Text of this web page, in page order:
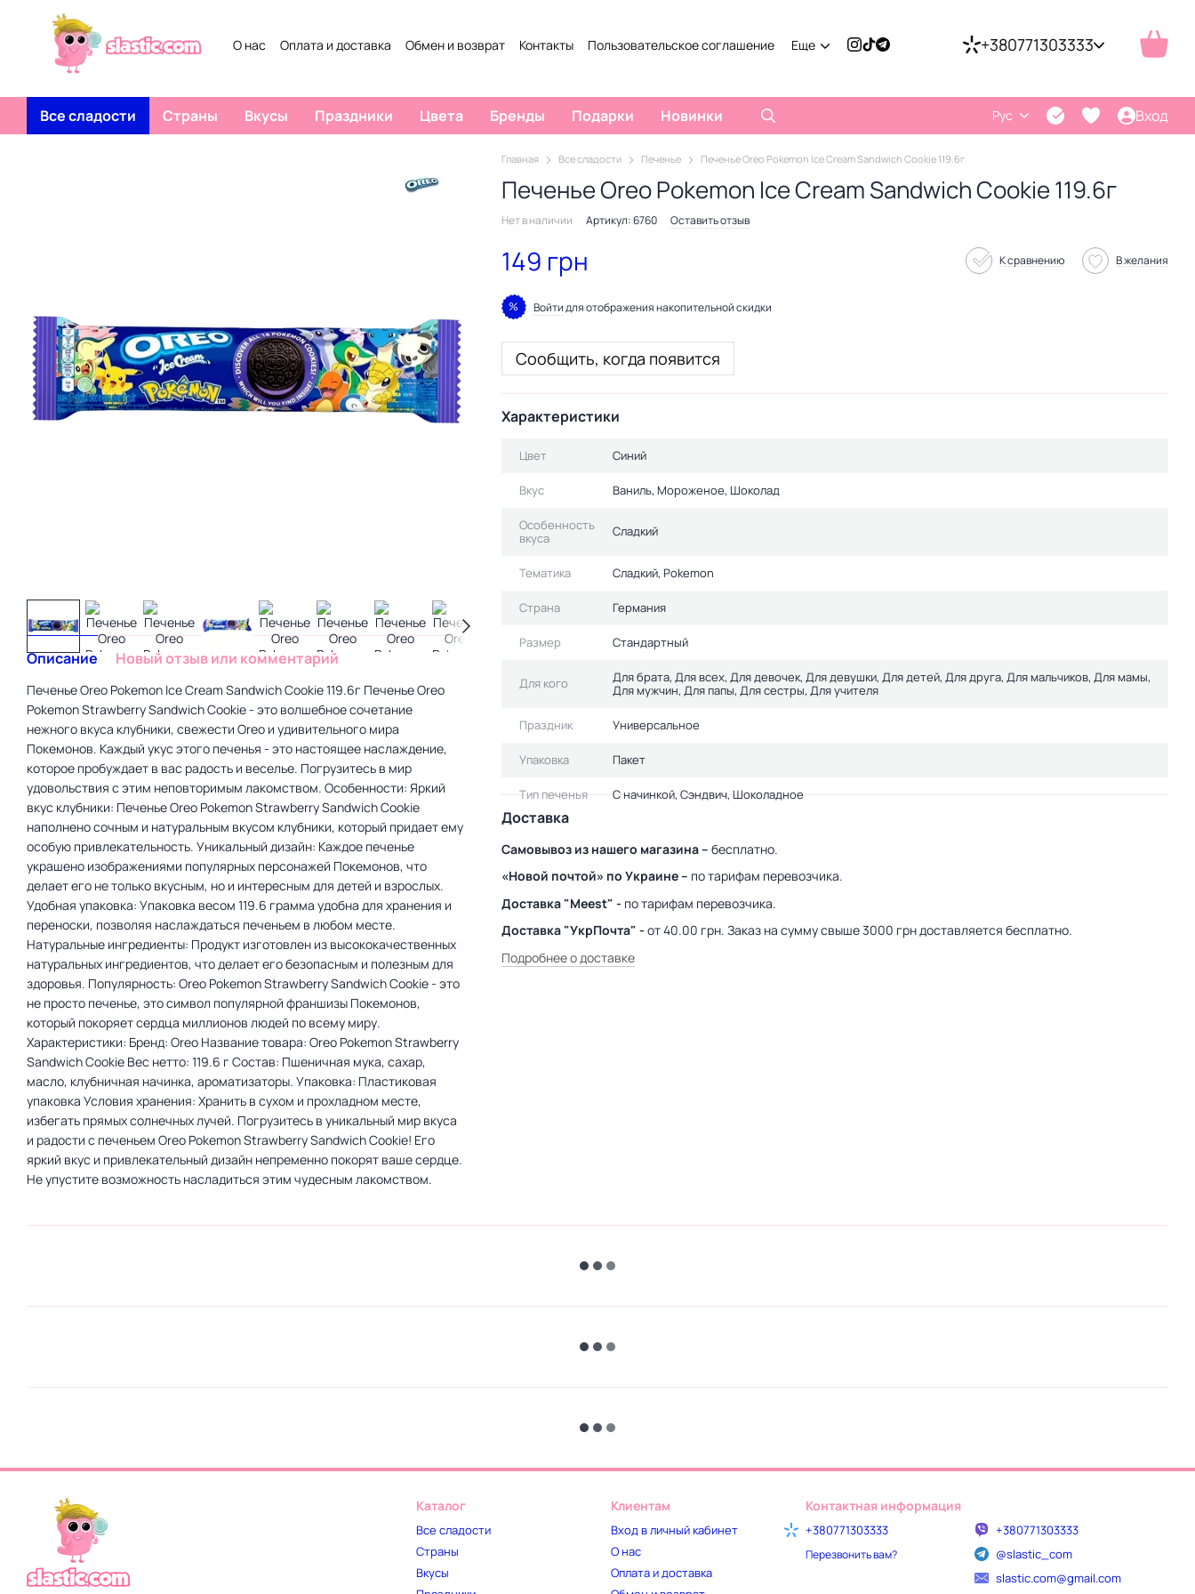
Перейти к основному контенту
О нас
Оплата и доставка Обмен и возврат Контакты Пользовательское соглашение Еще +380771303333
Все сладости Страны Вкусы Праздники Цвета Бренды Подарки Новинки Рус Вход
Описание Новый отзыв или комментарий
Печенье Oreo Pokemon Ice Cream Sandwich Cookie 119.6г Печенье Oreo
Pokemon Strawberry Sandwich Cookie - это волшебное сочетание
нежного вкуса клубники, свежести Oreo и удивительного мира
Покемонов. Каждый укус этого печенья - это настоящее наслаждение,
которое пробуждает в вас радость и веселье. Погрузитесь в мир
удовольствия с этим неповторимым лакомством. Особенности: Яркий
вкус клубники: Печенье Oreo Pokemon Strawberry Sandwich Cookie
наполнено сочным и натуральным вкусом клубники, который придает ему
особую привлекательность. Уникальный дизайн: Каждое печенье
украшено изображениями популярных персонажей Покемонов, что
делает его не только вкусным, но и интересным для детей и взрослых.
Удобная упаковка: Упаковка весом 119.6 грамма удобна для хранения и
переноски, позволяя наслаждаться печеньем в любом месте.
Натуральные ингредиенты: Продукт изготовлен из высококачественных
натуральных ингредиентов, что делает его безопасным и полезным для
здоровья. Популярность: Oreo Pokemon Strawberry Sandwich Cookie - это
не просто печенье, это символ популярной франшизы Покемонов,
который покоряет сердца миллионов людей по всему миру.
Характеристики: Бренд: Oreo Название товара: Oreo Pokemon Strawberry
Sandwich Cookie Вес нетто: 119.6 г Состав: Пшеничная мука, сахар,
масло, клубничная начинка, ароматизаторы. Упаковка: Пластиковая
упаковка Условия хранения: Хранить в сухом и прохладном месте,
избегать прямых солнечных лучей. Погрузитесь в уникальный мир вкуса
и радости с печеньем Oreo Pokemon Strawberry Sandwich Cookie! Его
яркий вкус и привлекательный дизайн непременно покорят ваше сердце.
Не упустите возможность насладиться этим чудесным лакомством.
Главная Все сладости Печенье Печенье Oreo Pokemon Ice Cream Sandwich Cookie 119.6г
Печенье Oreo Pokemon Ice Cream Sandwich Cookie 119.6г
Нет в наличии Артикул: 6760 Оставить отзыв
149 грн К сравнению В желания
% Войтидля отображения накопительной скидки
Сообщить, когда появится
Характеристики
Цвет Синий
Вкус Ваниль, Мороженое, Шоколад
Особенность
вкуса
Сладкий
Тематика Сладкий, Pokemon
Страна Германия
Размер Стандартный
Для кого
Для брата, Для всех, Для девочек, Для девушки, Для детей, Для друга, Для мальчиков, Для мамы,
Для мужчин, Для папы, Для сестры, Для учителя
Праздник Универсальное
Упаковка Пакет
Тип печенья С начинкой, Сэндвич, Шоколадное
Доставка
Самовывоз из нашего магазина – бесплатно.
«Новой почтой» по Украине – по тарифам перевозчика.
Доставка "Meest" - по тарифам перевозчика.
Доставка "УкрПочта" - от 40.00 грн. Заказ на сумму свыше 3000 грн доставляется бесплатно.
Подробнее о доставке
Каталог
Все сладости
Страны
Вкусы
Клиентам
Вход в личный кабинет
О нас
Оплата и доставка
Контактная информация
+380771303333
Перезвонить вам?
+380771303333
@slastic_com
slastic.com@gmail.com